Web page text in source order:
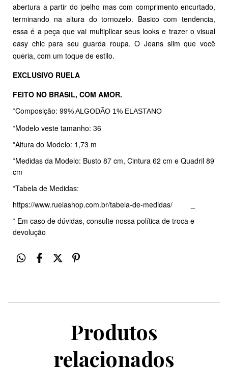
abertura a partir do joelho mas com comprimento encurtado,
terminando na altura do tornozelo. Basico com tendencia,
essa é a peça que vai multiplicar seus looks e trazer o visual
easy chic para seu guarda roupa. O Jeans slim que você
queria, com um toque de estilo.
EXCLUSIVO RUELA
FEITO NO BRASIL, COM AMOR.
*Composição: 99% ALGODÃO 1% ELASTANO
*Modelo veste tamanho: 36
*Altura do Modelo: 1,73 m
*Medidas da Modelo: Busto 87 cm, Cintura 62 cm e Quadril 89
cm
*Tabela de Medidas:
https://www.ruelashop.com.br/tabela-de-medidas/
* Em caso de dúvidas, consulte nossa política de troca e
devolução
Produtos
relacionados